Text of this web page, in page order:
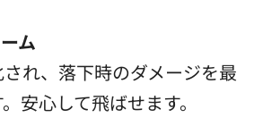
ム
れ、落下時のダメージを最
安心して飛ばせます。